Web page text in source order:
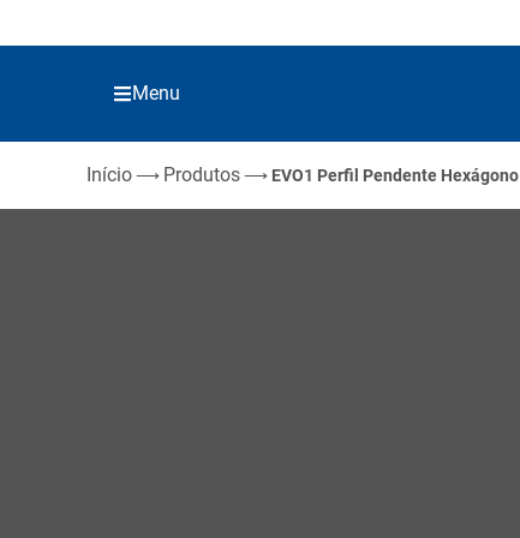
Menu
Início⟶ Produtos⟶ EVO1 Perfil Pendente Hexágono